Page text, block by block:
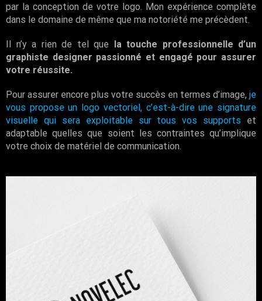
par la conception de votre logo. Mon expérience complète
dans le domaine de même que ma notoriété me précèdent.
Il n’y a rien de tel que la touche professionnelle d’un
graphiste designer passionné et engagé pour assurer
votre réussite.
Pour assurer encore plus votre succès en termes d’image, je
vous propose un logo vectoriel, c’est-à-dire une signature
visuelle qui sera exploitable sur tous vos supports et
adaptable quelles que soient les contraintes qu’implique
votre choix de matériel de communication.